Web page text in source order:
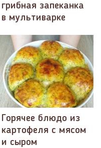
грибная запеканка
в мультиварке
Горячее блюдо из
картофеля с мясом
и сыром